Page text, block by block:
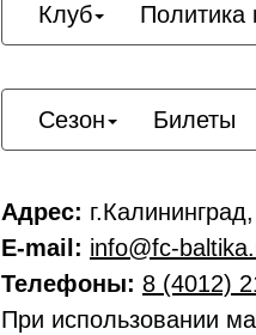
Клуб Политика
Сезон Билеты
Адрес:
E-mail: info@fc-
Телефоны: 8 (4012)
При использовании